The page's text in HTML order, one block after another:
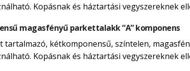
Kopásnak és háztartási vegyszereknek
magasfényű parkettalakk “A” komponens
tartalmazó, kétkomponensű, színtelen,
Kopásnak és háztartási vegyszereknek